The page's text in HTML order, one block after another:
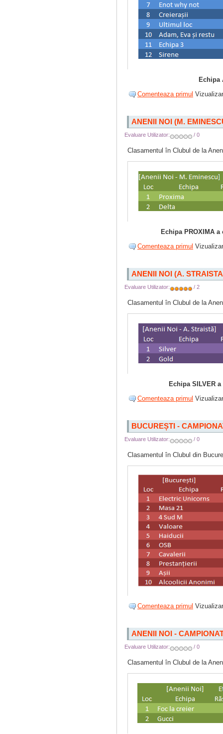
Echipa
Comenteaza primul
ANENII NOI (M.
Evaluare Utilizator: / 0
Clasamentul în Clubul de la
Echipa PROXIMA
Comenteaza primul
ANENII NOI (A.
Evaluare Utilizator: / 2
Clasamentul în Clubul de la
Echipa SILVER
Comenteaza primul
BUCUREȘTI -
Evaluare Utilizator: / 0
Clasamentul în Clubul din
Comenteaza primul
ANENII NOI -
Evaluare Utilizator: / 0
Clasamentul în Clubul de la